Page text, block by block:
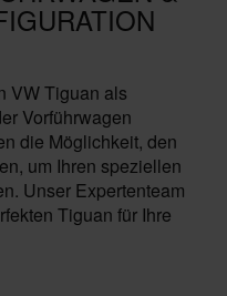
VW Tiguan als
Vorführwagen
die Möglichkeit, den
um Ihren speziellen
Unser Expertenteam
Tiguan für Ihre